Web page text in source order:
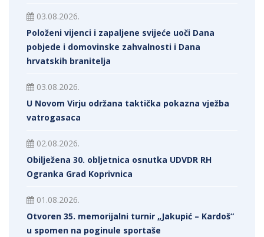
03.08.2026.
Položeni vijenci i zapaljene svijeće uoči Dana
pobjede i domovinske zahvalnosti i Dana
hrvatskih branitelja
03.08.2026.
U Novom Virju održana taktička pokazna vježba
vatrogasaca
02.08.2026.
Obilježena 30. obljetnica osnutka UDVDR RH
Ogranka Grad Koprivnica
01.08.2026.
Otvoren 35. memorijalni turnir „Jakupić – Kardoš“
u spomen na poginule sportaše